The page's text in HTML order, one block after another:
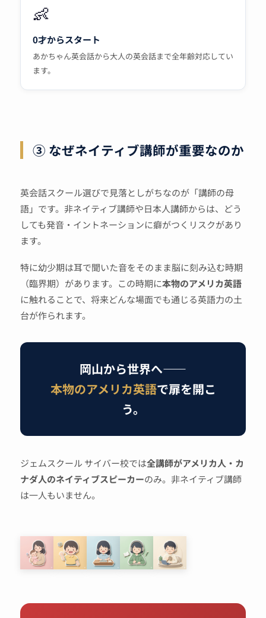
👶
0才からスタート
あかちゃん英会話から大人の英会話まで全年齢対応してい
ます。
③ なぜネイティブ講師が重要なのか
英会話スクール選びで見落としがちなのが「講師の母
語」です。非ネイティブ講師や日本人講師からは、どう
しても発音・イントネーションに癖がつくリスクがあり
ます。
特に幼少期は耳で聞いた音をそのまま脳に刻み込む時期
（臨界期）があります。この時期に本物のアメリカ英語
に触れることで、将来どんな場面でも通じる英語力の土
台が作られます。
岡山から世界へ——
本物のアメリカ英語で扉を開こ
う。
ジェムスクール サイバー校では全講師がアメリカ人・カ
ナダ人のネイティブスピーカーのみ。非ネイティブ講師
は一人もいません。